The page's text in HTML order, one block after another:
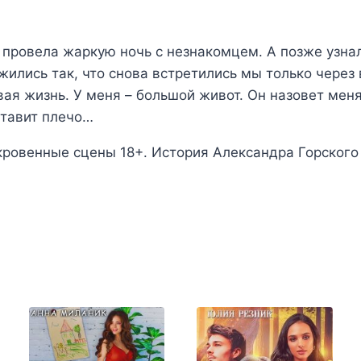
провела жаркую ночь с незнакомцем. А позже
так, что снова встретились мы только
жизнь. У меня – большой живот. Он назовет
плечо…
сцены 18+. История Александра